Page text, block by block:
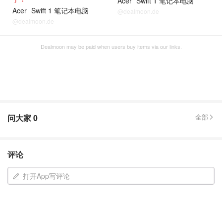
Acer Swift 1 笔记本电脑
@dealmoon.de
@dealmoon.de
Dealmoon may be paid when users buy items via our links.
问大家0 全部
评论
打开App写评论